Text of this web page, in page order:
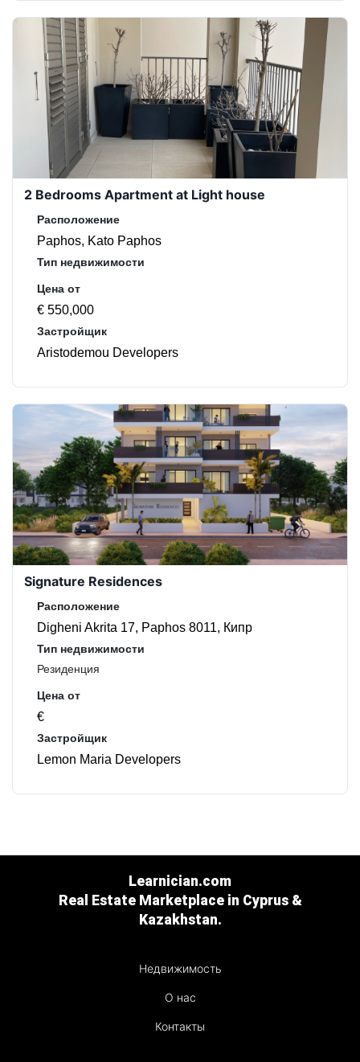
2 Bedrooms Apartment at Light house
Расположение
Paphos, Kato Paphos
Тип недвижимости
Цена от
€ 550,000
Застройщик
Aristodemou Developers
Signature Residences
Расположение
Digheni Akrita 17, Paphos 8011, Кипр
Тип недвижимости
Резиденция
Цена от
€
Застройщик
Lemon Maria Developers
Learnician.com
Real Estate Marketplace in Cyprus &
Kazakhstan.
Недвижимость
О нас
Контакты